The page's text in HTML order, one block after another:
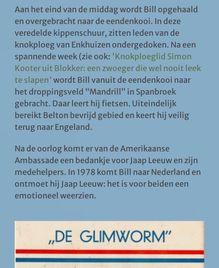
Aan het eind van de middag wordt Bill opgehaald
en overgebracht naar de eendenkooi. In deze
veredelde kippenschuur, zitten leden van de
knokploeg van Enkhuizen ondergedoken. Na een
spannende week (zie ook: 'Knokploeglid Simon
Kooter uit Blokker: een zwoeger die wel nooit leek
te slapen' wordt Bill vanuit de eendenkooi naar
het droppingsveld “Mandrill” in Spanbroek
gebracht. Daar leert hij fietsen. Uiteindelijk
bereikt Belton bevrijd gebied en keert hij veilig
terug naar Engeland.
Na de oorlog komt er van de Amerikaanse
Ambassade een bedankje voor Jaap Leeuw en zijn
medehelpers. In 1978 komt Bill naar Nederland en
ontmoet hij Jaap Leeuw: het is voor beiden een
emotioneel weerzien.